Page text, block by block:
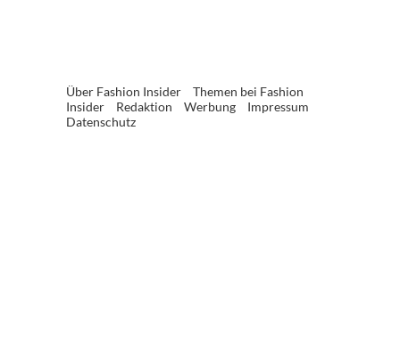
Über Fashion Insider
Themen bei Fashion
Insider
Redaktion Werbung
Impressum
Datenschutz